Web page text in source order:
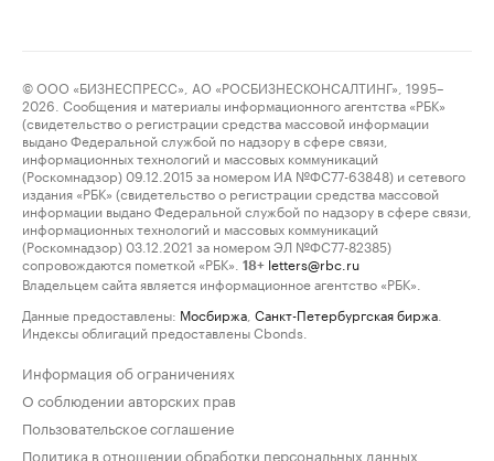
© ООО «БИЗНЕСПРЕСС», АО «РОСБИЗНЕСКОНСАЛТИНГ», 1995–
2026. Сообщения и материалы информационного агентства «РБК»
(свидетельство о регистрации средства массовой информации
выдано Федеральной службой по надзору в сфере связи,
информационных технологий и массовых коммуникаций
(Роскомнадзор) 09.12.2015 за номером ИА №ФС77-63848) и сетевого
издания «РБК» (свидетельство о регистрации средства массовой
информации выдано Федеральной службой по надзору в сфере связи,
информационных технологий и массовых коммуникаций
(Роскомнадзор) 03.12.2021 за номером ЭЛ №ФС77-82385)
сопровождаются пометкой «РБК».
18+ letters@rbc.ru
Владельцем сайта является информационное агентство «РБК».
Данные предоставлены: Мосбиржа Санкт-Петербургская биржа
Индексы облигаций предоставлены Cbonds.
Информация об ограничениях
О соблюдении авторских прав
Пользовательское соглашение
Политика в отношении обработки персональных данных